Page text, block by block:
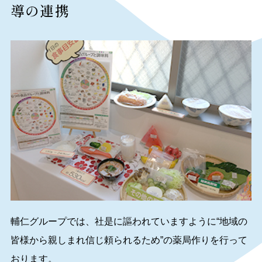
導の連携
輔仁グループでは、社是に謳われていますように“地域の
皆様から親しまれ信じ頼られるため”の薬局作りを行って
おります。